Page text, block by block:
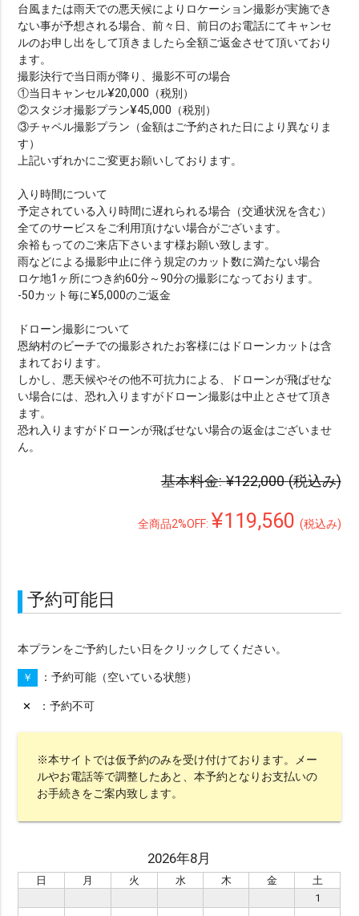
台風または雨天での悪天候によりロケーション撮影が実施でき
ない事が予想される場合、前々日、前日のお電話にてキャンセ
ルのお申し出をして頂きましたら全額ご返金させて頂いており
ます。
撮影決行で当日雨が降り、撮影不可の場合
①当日キャンセル¥20,000（税別）
②スタジオ撮影プラン¥45,000（税別）
③チャペル撮影プラン（金額はご予約された日により異なりま
す）
上記いずれかにご変更お願いしております。
入り時間について
予定されている入り時間に遅れられる場合（交通状況を含む）
全てのサービスをご利用頂けない場合がございます。
余裕もってのご来店下さいます様お願い致します。
雨などによる撮影中止に伴う規定のカット数に満たない場合
ロケ地1ヶ所につき約60分～90分の撮影になっております。
-50カット毎に¥5,000のご返金
ドローン撮影について
恩納村のビーチでの撮影されたお客様にはドローンカットは含
まれております。
しかし、悪天候やその他不可抗力による、ドローンが飛ばせな
い場合には、恐れ入りますがドローン撮影は中止とさせて頂き
ます。
恐れ入りますがドローンが飛ばせない場合の返金はございませ
ん。
基本料金:¥122,000(税込み)
全商品2%OFF: ¥119,560 (税込み)
予約可能日
本プランをご予約したい日をクリックしてください。
￥ 予約可能（空いている状態）
✕ 予約不可
※本サイトでは仮予約のみを受け付けております。メー
ルやお電話等で調整したあと、本予約となりお支払いの
お手続きをご案内致します。
2026年8月
日 月 火 水 木 金
土
1
与論島・鹿児島・屋久島
※ シチュエーションで選ぶ
ビーチ チャペル スタジオ
水中 サンセット
ビーチ挙式 ガーデン 前撮り
アメリカンビレッジ 城跡・古民家 室内
アクティビティー サンライズ
カップル ファミリー マタニティ ソロ